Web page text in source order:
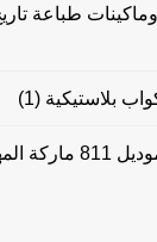
طباعة
بلاستيكية (1)
ماكينة عصر الزيوت موديل